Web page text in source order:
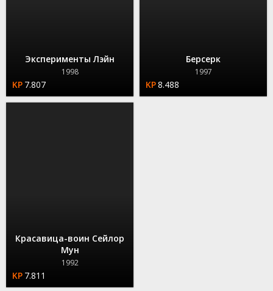
Эксперименты Лэйн
1998
7.807
Берсерк
1997
8.488
Красавица-воин Сейлор
Мун
1992
7.811